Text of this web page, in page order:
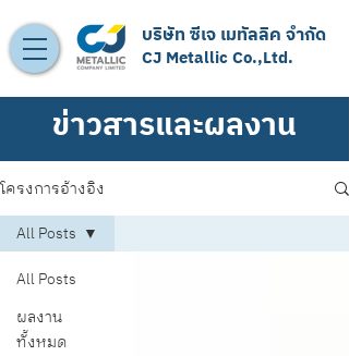
CJ Metallic Co.,Ltd.
บริษัท ซีเจ เมทัลลิค จำกัด
ข่าวสารและผลงาน
โครงการอ้างอิง
All Posts
ผลงาน
ทั้งหมด
All Posts